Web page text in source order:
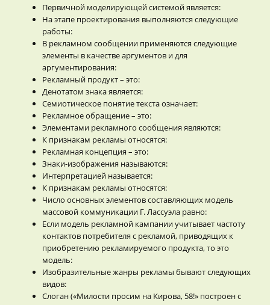
Первичной моделирующей системой является:
На этапе проектирования выполняются следующие
работы:
В рекламном сообщении применяются следующие
элементы в качестве аргументов и для
аргументирования:
Рекламный продукт – это:
Денотатом знака является:
Семиотическое понятие текста означает:
Рекламное обращение – это:
Элементами рекламного сообщения являются:
К признакам рекламы относятся:
Рекламная концепция – это:
Знаки-изображения называются:
Интерпретацией называется:
К признакам рекламы относятся:
Число основных элементов составляющих модель
массовой коммуникации Г. Лассуэла равно:
Если модель рекламной кампании учитывает частоту
контактов потребителя с рекламой, приводящих к
приобретению рекламируемого продукта, то это
модель:
Изобразительные жанры рекламы бывают следующих
видов:
Слоган («Милости просим на Кирова, 58!» построен с